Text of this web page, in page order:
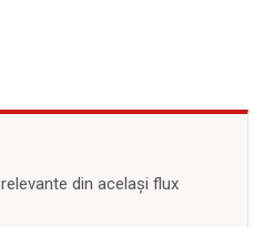
din același flux